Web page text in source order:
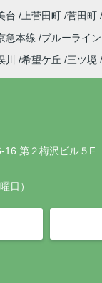
台 上菅田町 菅田町
急本線 ブルーライン
川 希望ケ丘 三ツ境
16 第２梅沢ビル５F
日）